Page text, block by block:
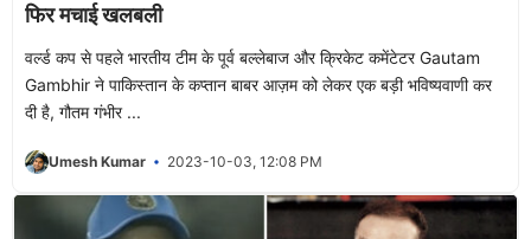
फिर मचाई खलबली
वर्ल्ड कप से पहले भारतीय टीम के पूर्व बल्लेबाज और क्रिकेट कमेंटेटर Gautam
Gambhir ने पाकिस्तान के कप्तान बाबर आज़म को लेकर एक बड़ी भविष्यवाणी कर
दी है, गौतम गंभीर ...
Umesh Kumar 2023-10-03, 12:08 PM